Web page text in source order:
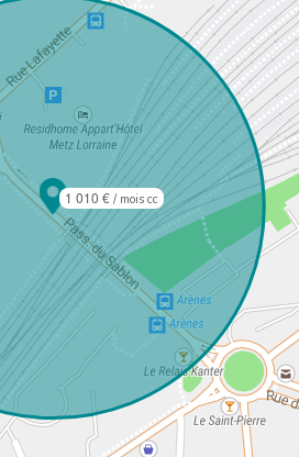
1 010 € / mois cc